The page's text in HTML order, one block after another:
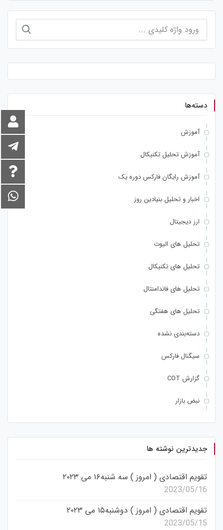
جستجو
برای:
دسته‌ها
آموزش
آموزش تحلیل تکنیکال
آموزش رایگان فارکس دوره یک
اخبار و تحلیل بنیادین روز
ارز دیجیتال
تحلیل های الیوت
تحلیل های تکنیکال
تحلیل های فاندامنتال
تحلیل های هفتگی
دسته‌بندی نشده
سیگنال فارکس
گزارش COT
نبض بازار
جدیدترین نوشته ها
تقویم اقتصادی ( امروز ) سه شنبه۱۶ می ۲۰۲۳
2023/05/16
تقویم اقتصادی ( امروز ) دوشنبه۱۵ می ۲۰۲۳
2023/05/15